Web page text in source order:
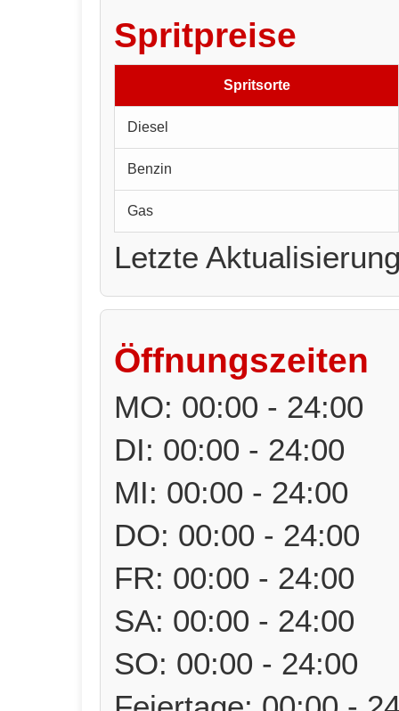
Spritpreise
Spritsorte
Diesel
Benzin
Gas
Letzte
Öffnungszeiten
MO: 00:00 - 24:00
DI: 00:00 - 24:00
MI: 00:00 - 24:00
DO: 00:00 - 24:00
FR: 00:00 - 24:00
SA: 00:00 - 24:00
SO: 00:00 - 24:00